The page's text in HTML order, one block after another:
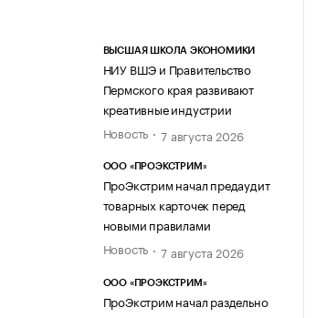
ВЫСШАЯ ШКОЛА ЭКОНОМИКИ
НИУ ВШЭ и Правительство
Пермского края развивают
креативные индустрии
Новость
7 августа 2026
ООО «ПРОЭКСТРИМ»
ПроЭкстрим начал предаудит
товарных карточек перед
новыми правилами
Новость
7 августа 2026
ООО «ПРОЭКСТРИМ»
ПроЭкстрим начал раздельно